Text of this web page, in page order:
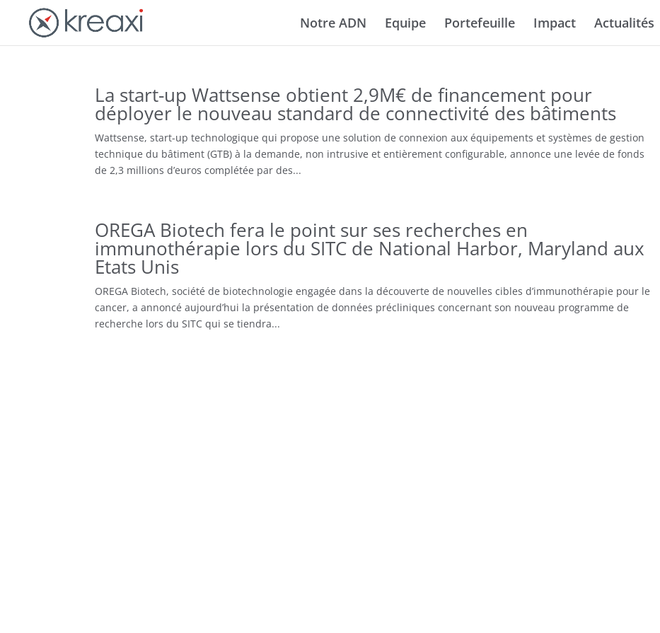
Notre ADN Equipe Portefeuille Impact Actualités
La start-up Wattsense obtient 2,9M€ de financement pour
déployer le nouveau standard de connectivité des bâtiments
Wattsense, start-up technologique qui propose une solution de connexion aux équipements et systèmes de gestion
technique du bâtiment (GTB) à la demande, non intrusive et entièrement configurable, annonce une levée de fonds
de 2,3 millions d’euros complétée par des...
OREGA Biotech fera le point sur ses recherches en
immunothérapie lors du SITC de National Harbor, Maryland aux
Etats Unis
OREGA Biotech, société de biotechnologie engagée dans la découverte de nouvelles cibles d’immunothérapie pour le
cancer, a annoncé aujourd’hui la présentation de données précliniques concernant son nouveau programme de
recherche lors du SITC qui se tiendra...